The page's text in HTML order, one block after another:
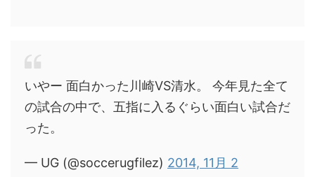
いやー 面白かった川崎VS清水。 今年見た全て
の試合の中で、五指に入るぐらい面白い試合だ
った。
— UG (@soccerugfilez) 2014, 11月 2